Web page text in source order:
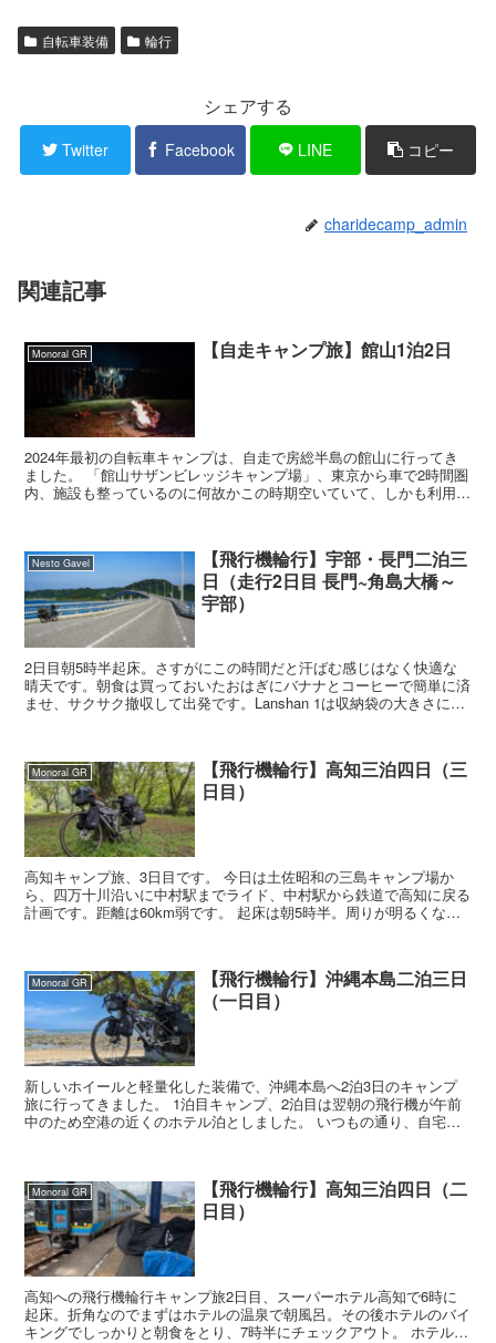
自転車装備 輪行
シェアする
Twitter Facebook LINE コピー
charidecamp_admin
関連記事
Monoral GR 【自走キャンプ旅】館山1泊2日
2024年最初の自転車キャンプは、自走で房総半島の館山に行ってき
ました。 「館山サザンビレッジキャンプ場」、東京から車で2時間圏
内、施設も整っているのに何故かこの時期空いていて、しかも利用料
Nesto Gavel
【飛行機輪行】宇部・長門二泊三
日（走行2日目 長門~角島大橋～
宇部）
2日目朝5時半起床。さすがにこの時間だと汗ばむ感じはなく快適な
晴天です。朝食は買っておいたおはぎにバナナとコーヒーで簡単に済
ませ、サクサク撤収して出発です。Lanshan 1は収納袋の大きさに余
Monoral GR
【飛行機輪行】高知三泊四日（三
日目）
高知キャンプ旅、3日目です。 今日は土佐昭和の三島キャンプ場か
ら、四万十川沿いに中村駅までライド、中村駅から鉄道で高知に戻る
計画です。距離は60km弱です。 起床は朝5時半。周りが明るくなる
Monoral GR
【飛行機輪行】沖縄本島二泊三日
（一日目）
新しいホイールと軽量化した装備で、沖縄本島へ2泊3日のキャンプ
旅に行ってきました。 1泊目キャンプ、2泊目は翌朝の飛行機が午前
中のため空港の近くのホテル泊としました。 いつもの通り、自宅か
Monoral GR
【飛行機輪行】高知三泊四日（二
日目）
高知への飛行機輪行キャンプ旅2日目、スーパーホテル高知で6時に
起床。折角なのでまずはホテルの温泉で朝風呂。その後ホテルのバイ
キングでしっかりと朝食をとり、7時半にチェックアウト。 ホテルの